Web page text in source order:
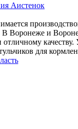
Аистенок
Воронеже и
качеству.
для